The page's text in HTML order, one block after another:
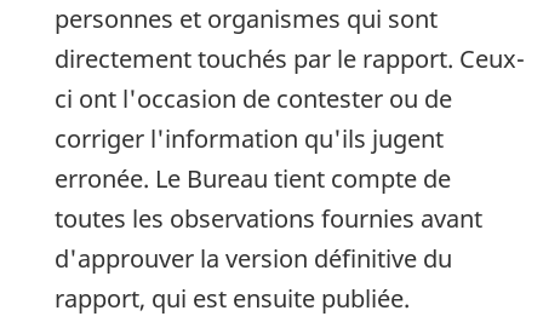
personnes et organismes qui sont
directement touchés par le rapport. Ceux-
ci ont l'occasion de contester ou de
corriger l'information qu'ils jugent
erronée. Le Bureau tient compte de
toutes les observations fournies avant
d'approuver la version définitive du
rapport, qui est ensuite publiée.